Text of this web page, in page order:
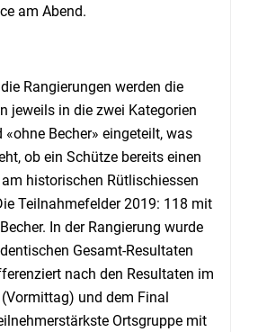
am Abend.
Rangierungen werden die
jeweils in die zwei Kategorien
«ohne Becher» eingeteilt, was
ob ein Schütze bereits einen
historischen Rütlischiessen
Teilnahmefelder 2019: 118 mit
In der Rangierung wurde
Gesamt-Resultaten
nach den Resultaten im
und dem Final
Ortsgruppe mit